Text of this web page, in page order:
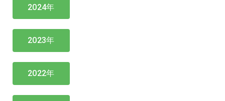
2024年
2023年
2022年